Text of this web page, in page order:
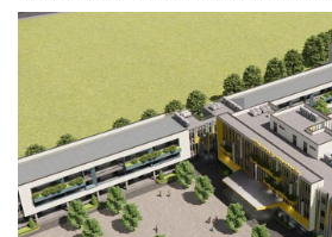
Trường Phổ thông cơ sở Xã Đàn).